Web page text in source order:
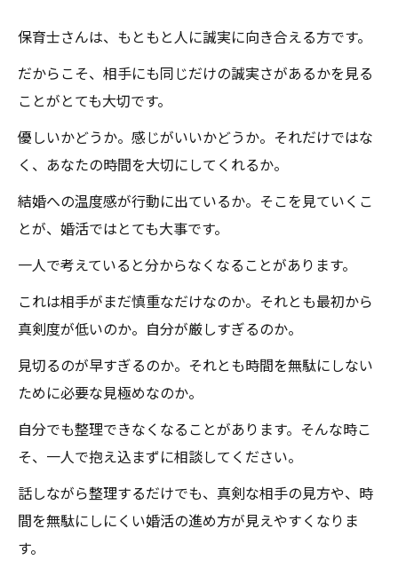
保育士さんは、もともと人に誠実に向き合える方です。
だからこそ、相手にも同じだけの誠実さがあるかを見る
ことがとても大切です。
優しいかどうか。感じがいいかどうか。それだけではな
く、あなたの時間を大切にしてくれるか。
結婚への温度感が行動に出ているか。そこを見ていくこ
とが、婚活ではとても大事です。
一人で考えていると分からなくなることがあります。
これは相手がまだ慎重なだけなのか。それとも最初から
真剣度が低いのか。自分が厳しすぎるのか。
見切るのが早すぎるのか。それとも時間を無駄にしない
ために必要な見極めなのか。
自分でも整理できなくなることがあります。そんな時こ
そ、一人で抱え込まずに相談してください。
話しながら整理するだけでも、真剣な相手の見方や、時
間を無駄にしにくい婚活の進め方が見えやすくなりま
す。